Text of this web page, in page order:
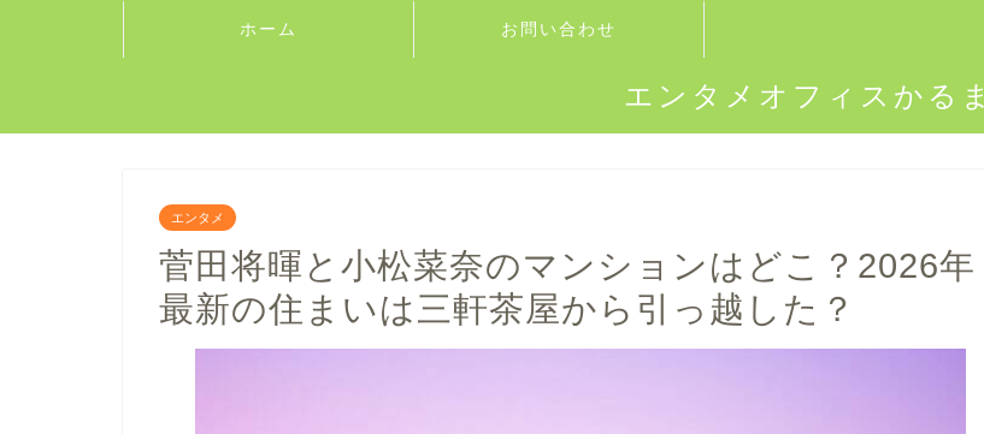
ホーム お問い合わせ
エンタメオフィスかるま
エンタメ
菅田将暉と小松菜奈のマンションはどこ？2026年
最新の住まいは三軒茶屋から引っ越した？